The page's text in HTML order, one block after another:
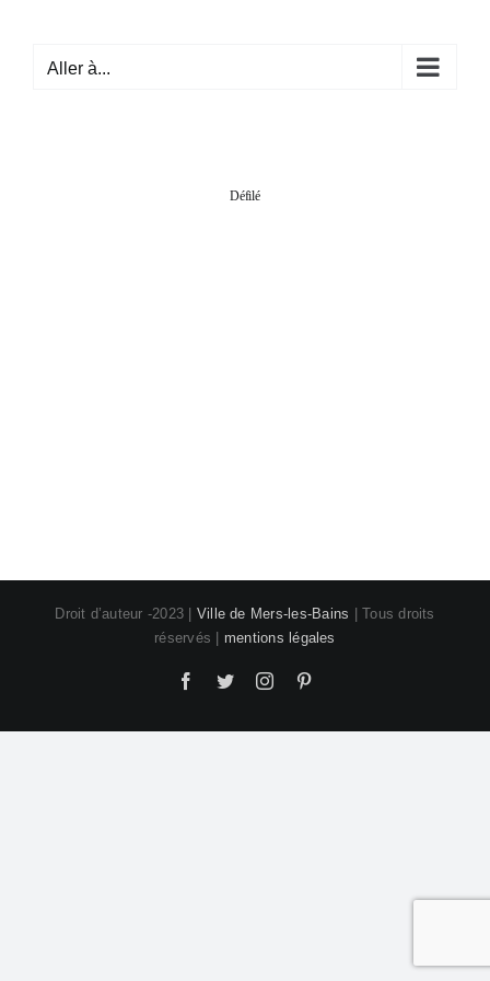
contenuAller à...
Défilé
Droit d’auteur -2023 | Ville de Mers-les-Bains | Tous droits
réservés | mentions légales
Facebook
TwitterInstagram